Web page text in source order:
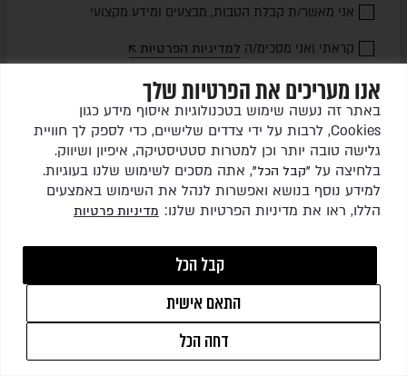
אנו מעריכים את הפרטיות שלך
באתר זה נעשה שימוש בטכנולוגיות איסוף מידע כגון
Cookies, לרבות על ידי צדדים שלישיים, כדי לספק לך חוויית
גלישה טובה יותר וכן למטרות סטטיסטיקה, איפיון ושיווק.
בלחיצה על "קבל הכל", אתה מסכים לשימוש שלנו בעוגיות.
למידע נוסף בנושא ואפשרות לנהל את השימוש באמצעים
הללו, ראו את מדיניות הפרטיות שלנו: מדיניות פרטיות
התאם אישית
דחה הכל
קבל הכל
אני מאשר/ת קבלת הטבות, מבצעים ומידע מקצועי
קראתי ואני מסכימ/ה למדיניות הפרטיות
שלחו לי עדכונים
כל הזכויות שמורות לגרין ריהוט גן בע"מ © 2026
WEBSITE BYISL DESIGN